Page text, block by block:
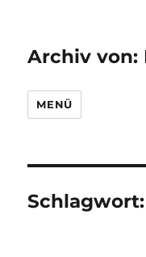
Archiv von:
MENÜ
Schlagwort: